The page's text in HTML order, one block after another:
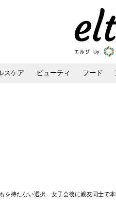
スケア ビューティ フード
を持たない選択…女子会後に親友同士で